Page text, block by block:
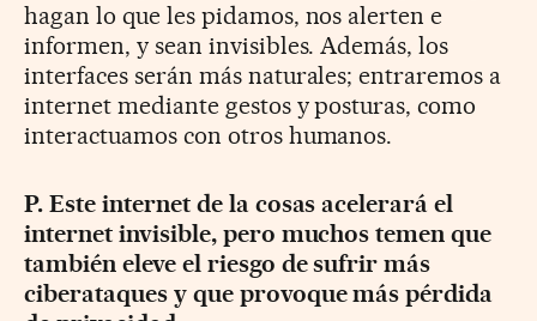
hagan lo que les pidamos, nos alerten e
informen, y sean invisibles. Además, los
interfaces serán más naturales; entraremos a
internet mediante gestos y posturas, como
interactuamos con otros humanos.
P. Este internet de la cosas acelerará el
internet invisible, pero muchos temen que
también eleve el riesgo de sufrir más
ciberataques y que provoque más pérdida